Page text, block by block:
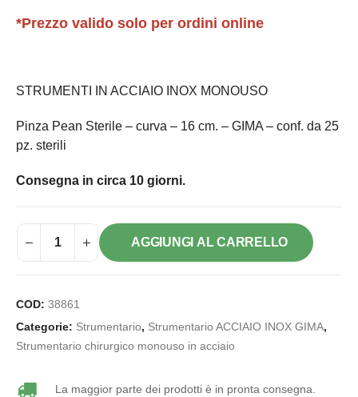
*Prezzo valido solo per ordini online
STRUMENTI IN ACCIAIO INOX MONOUSO
Pinza Pean Sterile – curva – 16 cm. – GIMA – conf. da 25
pz. sterili
Consegna in circa 10 giorni.
AGGIUNGI AL CARRELLO
COD: 38861
Categorie: Strumentario, Strumentario ACCIAIO INOX GIMA,
Strumentario chirurgico monouso in acciaio
La maggior parte dei prodotti è in pronta consegna.